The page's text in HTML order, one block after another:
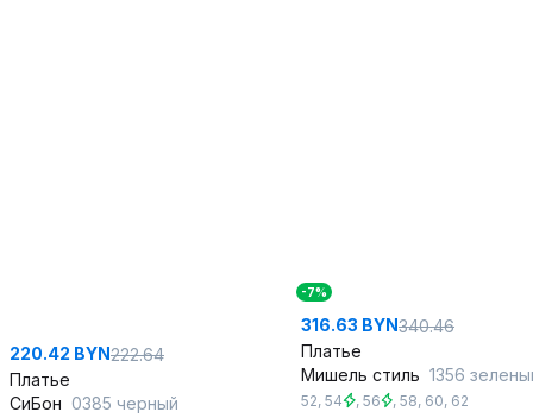
220.42 BYN222.64
Платье
СиБон 0385 черный
-7%
316.63 BYN340.46
Платье
Мишель стиль 1356
52, 54 , 56 , 58, 60, 62